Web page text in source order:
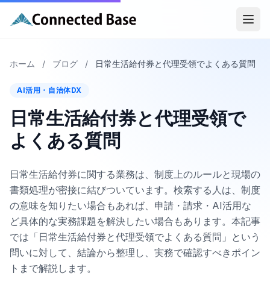
ホーム / ブログ / 日常生活給付券と代理受領でよくある質問
AI活用・自治体DX
日常生活給付券と代理受領で
よくある質問
日常生活給付券に関する業務は、制度上のルールと現場の
書類処理が密接に結びついています。検索する人は、制度
の意味を知りたい場合もあれば、申請・請求・AI活用な
ど具体的な実務課題を解決したい場合もあります。本記事
では「日常生活給付券と代理受領でよくある質問」という
問いに対して、結論から整理し、実務で確認すべきポイン
トまで解説します。